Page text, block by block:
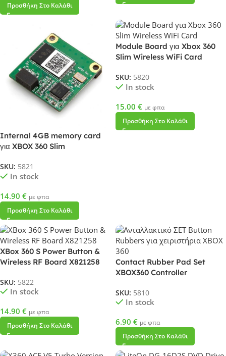
Προσθήκη Στο Καλάθι
Internal 4GB memory card
για XBOX 360 Slim
SKU: 5821
In stock
14.90 € με φπα
Προσθήκη Στο Καλάθι
Module Board για Xbox 360
Slim Wireless WiFi Card
SKU: 5820
In stock
15.00 € με φπα
Προσθήκη Στο Καλάθι
XBox 360 S Power Button &
Wireless RF Board X821258
SKU: 5822
In stock
14.90 € με φπα
Προσθήκη Στο Καλάθι
Contact Rubber Pad Set
XBOX360 Controller
SKU: 5810
In stock
6.90 € με φπα
Προσθήκη Στο Καλάθι